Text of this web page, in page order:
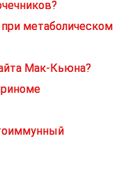
метаболическом
Мак-Кьюна?